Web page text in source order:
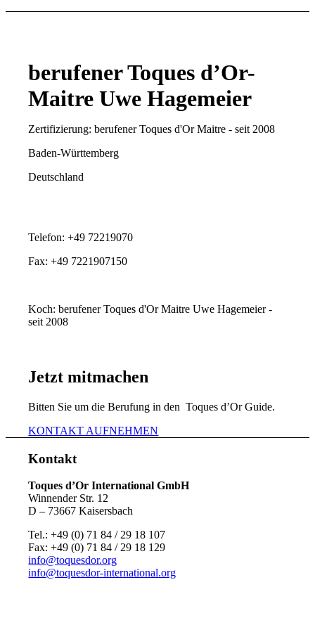
berufener Toques d’Or-
Maitre Uwe Hagemeier
Zertifizierung: berufener Toques d'Or Maitre - seit 2008
Baden-Württemberg
Deutschland
Telefon: +49 72219070
Fax: +49 7221907150
Koch: berufener Toques d'Or Maitre Uwe Hagemeier -
seit 2008
Jetzt mitmachen
Bitten Sie um die Berufung in den Toques d’Or Guide.
KONTAKT AUFNEHMEN
Kontakt
Toques d’Or International GmbH
Winnender Str. 12
D – 73667 Kaisersbach
Tel.: +49 (0) 71 84 / 29 18 107
Fax: +49 (0) 71 84 / 29 18 129
info@toquesdor.org
info@toquesdor-international.org